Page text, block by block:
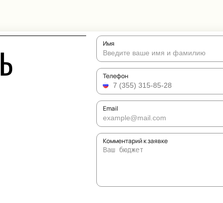
Имя
Телефон
Email
Комментарий к заявке